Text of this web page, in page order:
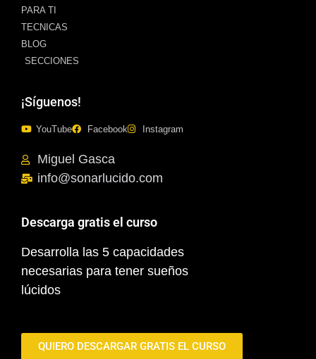
PARA TI
TECNICAS
BLOG
SECCIONES
¡Síguenos!
YouTube Facebook Instagram
Miguel Gasca
info@sonarlucido.com
Descarga gratis el curso
Desarrolla las 5 capacidades
necesarias para tener sueños
lúcidos
QUIERO DESCARGAR GRATIS EL CURSO